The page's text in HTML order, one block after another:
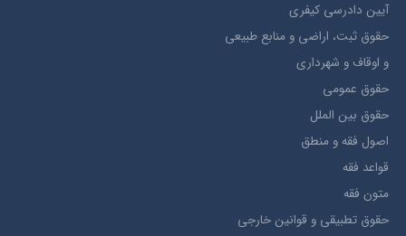
آيین دادرسی کیفری
حقوق ثبت، اراضي و منابع طبيعي
و اوقاف و شهرداری
حقوق عمومی
حقوق بين الملل
اصول فقه و منطق
قواعد فقه
متون فقه
حقوق تطبيقي و قوانین خارجی